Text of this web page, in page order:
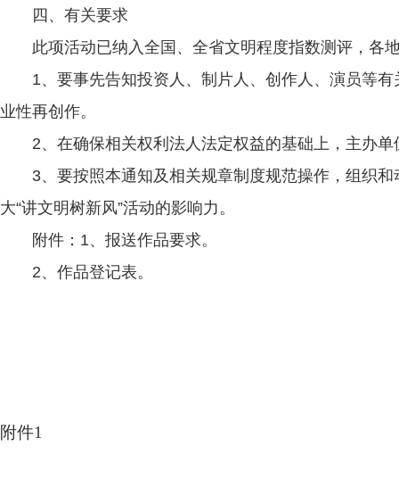
四、有关要求
此项活动已纳入全国、全省文明程度指数测评，各地
1、要事先告知投资人、制片人、创作人、演员等有
业性再创作。
2、在确保相关权利法人法定权益的基础上，主办单
3、要按照本通知及相关规章制度规范操作，组织和
大“讲文明树新风”活动的影响力。
附件：1、报送作品要求。
2、作品登记表。
附件1